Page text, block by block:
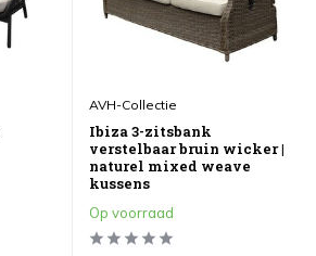
AVH-Collectie
Ibiza 3-zitsbank
verstelbaar bruin wicker |
naturel mixed weave
kussens
Op voorraad